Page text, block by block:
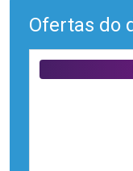
Ofertas do